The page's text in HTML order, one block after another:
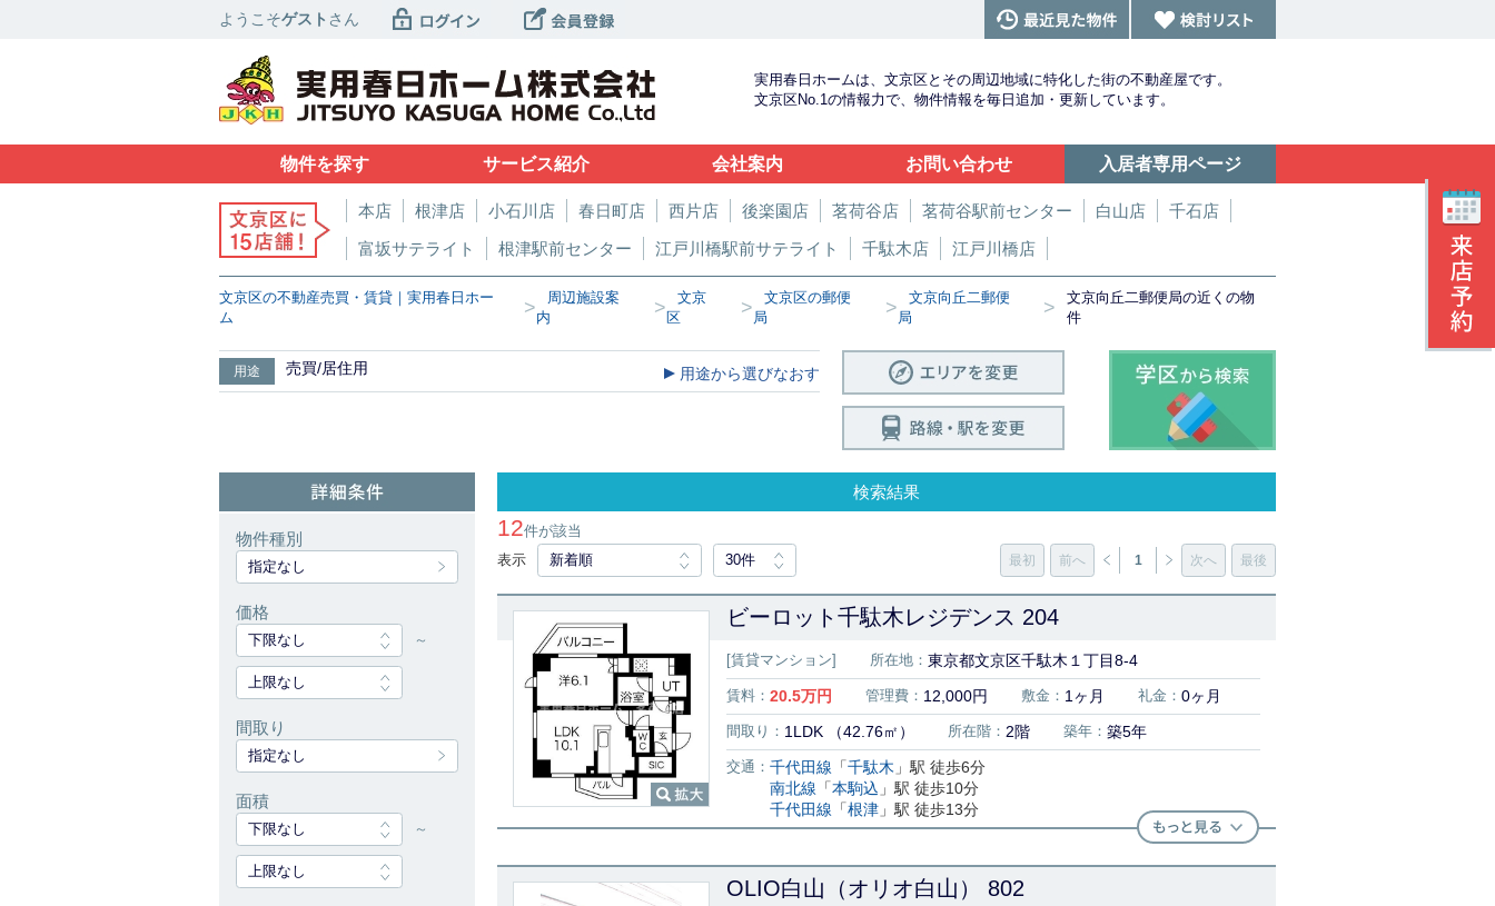
ようこそゲスト さん
実用春日ホームは、文京区とその周辺地域に特化した街の不動産屋です。
文京区No.1の情報力で、物件情報を毎日追加・更新しています。
物件を探す サービス紹介 会社案内 お問い合わせ 入居者専用ページ
本店 根津店 小石川店 春日町店 西片店 後楽園店 茗荷谷店 茗荷谷駅前センター 白山店
千石店
富坂サテライト
根津駅前センター 江戸川橋駅前サテライト 千駄木店 江戸川橋店
文京区の不動産売買・賃貸｜実用春日ホー
ム
>
周辺施設案
内
>
文京
区
>
文京区の郵便
局
>
文京向丘二郵便
局
>
文京向丘二郵便局の近くの物
件
用途 売買/居住用 用途から選びなおす
検索結果
12件が該当
表示
新着順 30件 最初 前へ 1 次へ 最後
ビーロット千駄木レジデンス 204
[賃貸マンション] 所在地： 東京都文京区千駄木１丁目8-4
賃料： 20.5万円 管理費： 12,000円 敷金： 1ヶ月 礼金： 0ヶ月
間取り： 1LDK （42.76㎡） 所在階： 2階 築年： 築5年
交通： 千代田線 「千駄木 」駅 徒歩6分
南北線 「本駒込 」駅 徒歩10分
千代田線 「根津 」駅 徒歩13分
OLIO白山（オリオ白山） 802
物件種別
指定なし
価格
下限なし ～
上限なし
間取り
指定なし
面積
下限なし ～
上限なし